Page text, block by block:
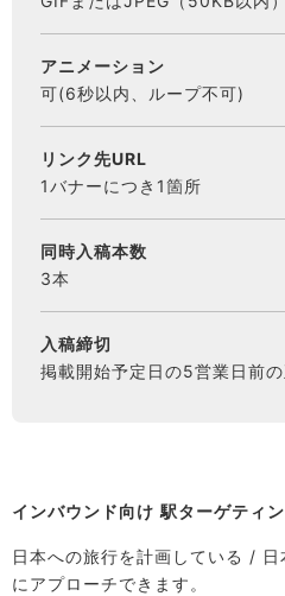
アニメーション
可(6秒以内、ループ不可)
リンク先URL
1バナーにつき1箇所
同時入稿本数
3本
入稿締切
掲載開始予定日の5営業日前
インバウンド向け 駅ターゲティ
日本への旅行を計画している /
にアプローチできます。